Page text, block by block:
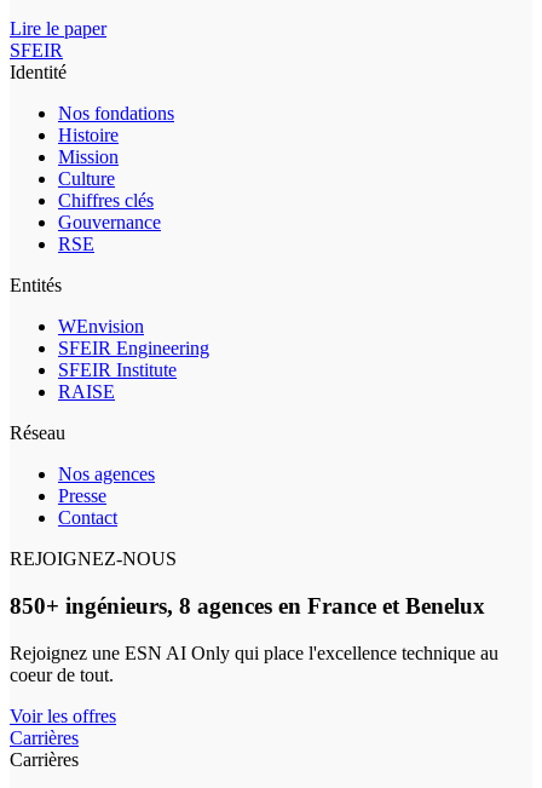
Lire le paper
SFEIR
Identité
Nos fondations
Histoire
Mission
Culture
Chiffres clés
Gouvernance
RSE
Entités
WEnvision
SFEIR Engineering
SFEIR Institute
RAISE
Réseau
Nos agences
Presse
Contact
REJOIGNEZ-NOUS
850+ ingénieurs, 8 agences en France et Benelux
Rejoignez une ESN AI Only qui place l'excellence technique au
coeur de tout.
Voir les offres
Carrières
Carrières